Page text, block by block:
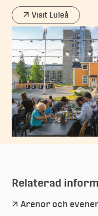
Visit Luleå
Relaterad
Arenor och